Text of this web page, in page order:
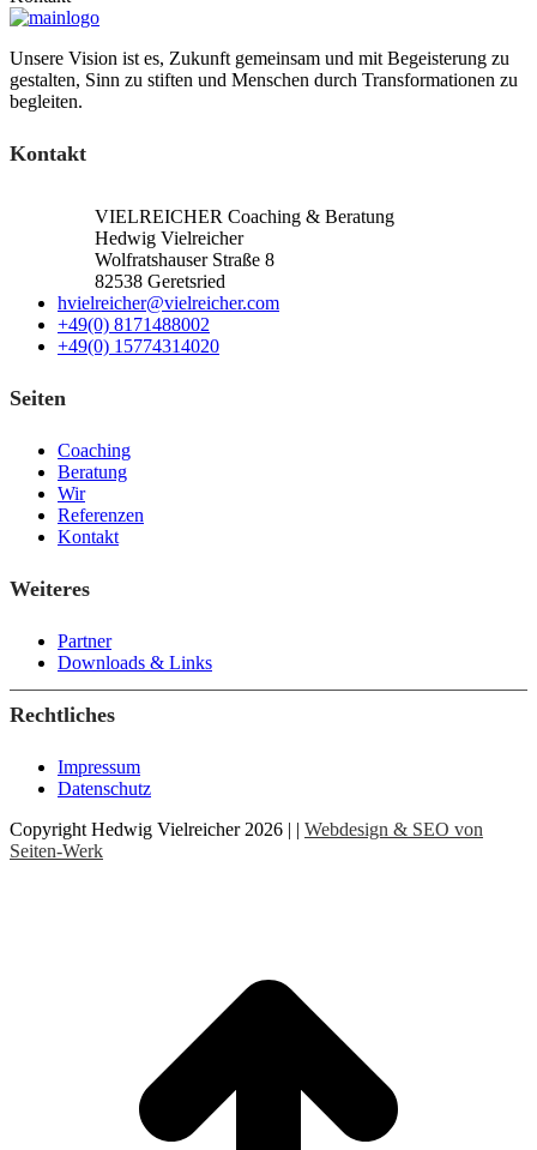
Unsere Vision ist es, Zukunft gemeinsam und mit Begeisterung zu
gestalten, Sinn zu stiften und Menschen durch Transformationen zu
begleiten.
Kontakt
VIELREICHER Coaching & Beratung
Hedwig Vielreicher
Wolfratshauser Straße 8
82538 Geretsried
hvielreicher@vielreicher.com
+49(0) 8171488002
+49(0) 15774314020
Seiten
Coaching
Beratung
Wir
Referenzen
Kontakt
Weiteres
Partner
Downloads & Links
Rechtliches
Impressum
Datenschutz
Copyright Hedwig Vielreicher 2026 | | Webdesign & SEO von
Seiten-Werk